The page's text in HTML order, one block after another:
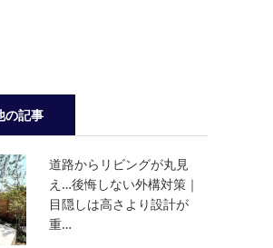
の記事
道路からリビングが丸見
え…後悔しない外構対策｜
目隠しは高さより設計が
重…